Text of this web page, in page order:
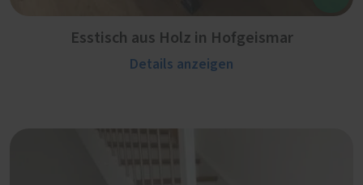
Esstisch aus Holz in Hofgeismar
Details anzeigen